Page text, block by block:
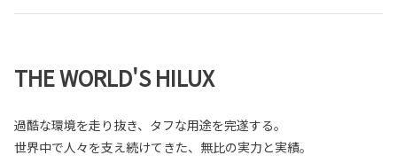
THE WORLD'S HILUX
過酷な環境を走り抜き、タフな用途を完遂する。
世界中で人々を支え続けてきた、無比の実力と実績。